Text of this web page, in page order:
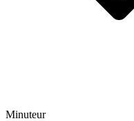
Minuteur